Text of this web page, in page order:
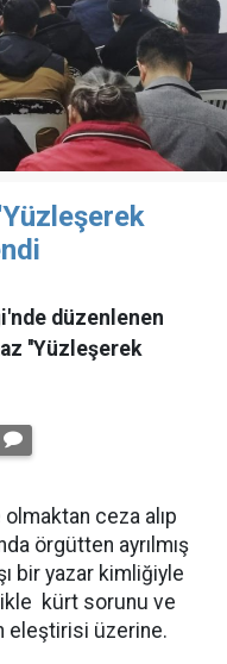
düzenlenen
''Yüzleşerek
ceza alıp
örgütten ayrılmış
bir yazar kimliğiyle
kürt sorunu ve
eleştirisi üzerine.